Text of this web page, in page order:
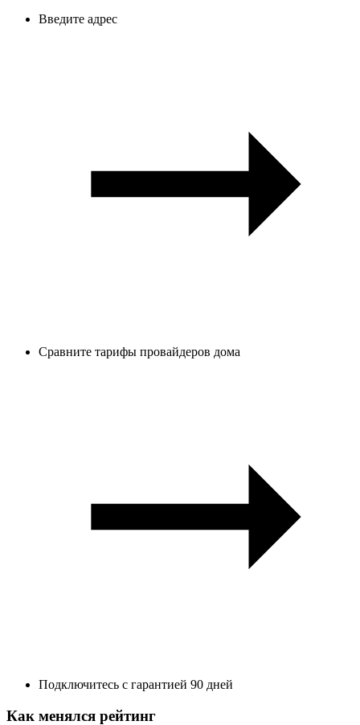
Введите адрес
Сравните тарифы провайдеров дома
Подключитесь с гарантией 90 дней
Как менялся рейтинг